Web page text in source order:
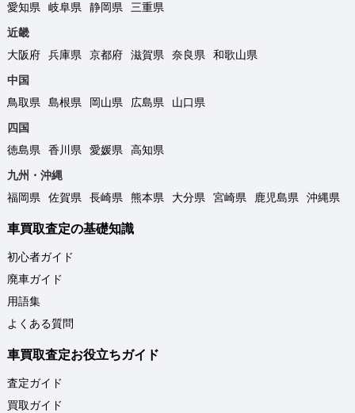
愛知県
岐阜県 静岡県
三重県
近畿
大阪府
兵庫県 京都府 滋賀県 奈良県
和歌山県
中国
鳥取県
島根県 岡山県 広島県
山口県
四国
徳島県
香川県 愛媛県
高知県
九州・沖縄
福岡県
佐賀県 長崎県 熊本県 大分県 宮崎県 鹿児島県 沖縄県
車買取査定の基礎知識
初心者ガイド
廃車ガイド
用語集
よくある質問
車買取査定お役立ちガイド
査定ガイド
買取ガイド